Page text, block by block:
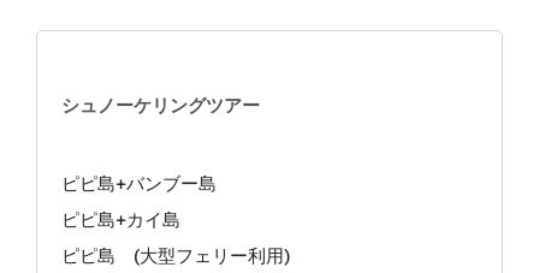
シュノーケリングツアー
ピピ島+バンブー島
ピピ島+カイ島
ピピ島 (大型フェリー利用)